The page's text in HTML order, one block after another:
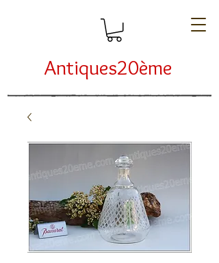
Antiques20ème